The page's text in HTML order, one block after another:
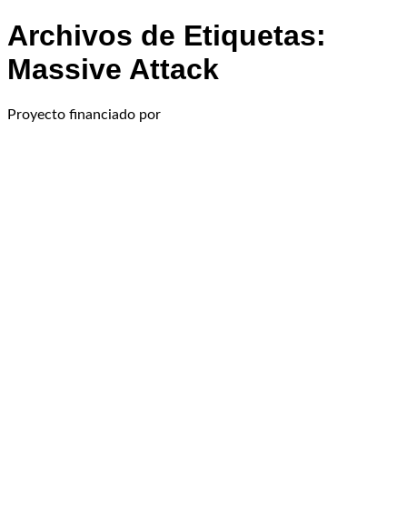
Archivos de Etiquetas:
Massive Attack
Proyecto financiado por